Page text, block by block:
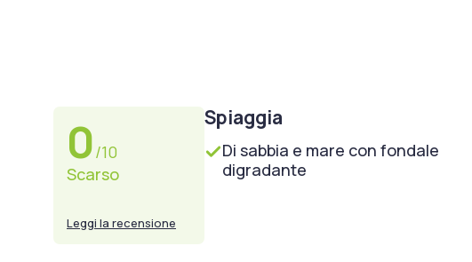
0/10
Scarso
Leggi la recensione
Spiaggia
Di sabbia e mare con fondale
digradante